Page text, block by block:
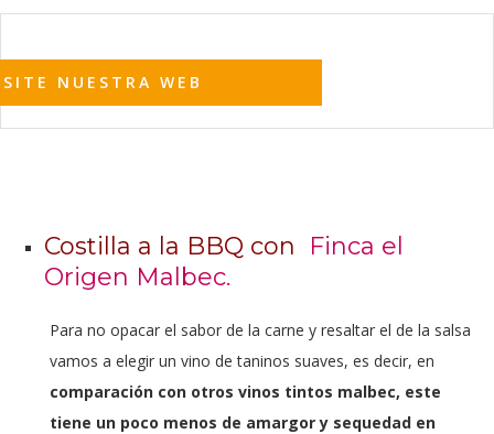
NUESTRA WEB
Costilla a la BBQ con
Finca el
Origen Malbec.
Para no opacar el sabor de la carne y resaltar el de la salsa
vamos a elegir un vino de taninos suaves, es decir, en
comparación con otros vinos tintos malbec, este
tiene un poco menos de amargor y sequedad en